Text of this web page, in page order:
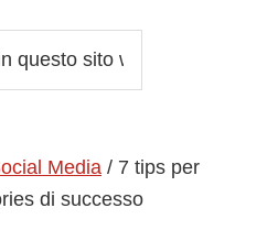
Media / 7 tips per
di successo